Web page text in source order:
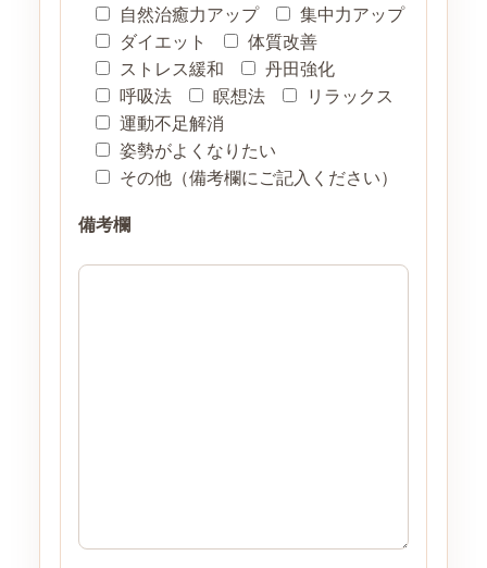
自然治癒力アップ
集中力アップ
ダイエット
体質改善
ストレス緩和
丹田強化
呼吸法
瞑想法
リラックス
運動不足解消
姿勢がよくなりたい
その他（備考欄にご記入ください）
備考欄